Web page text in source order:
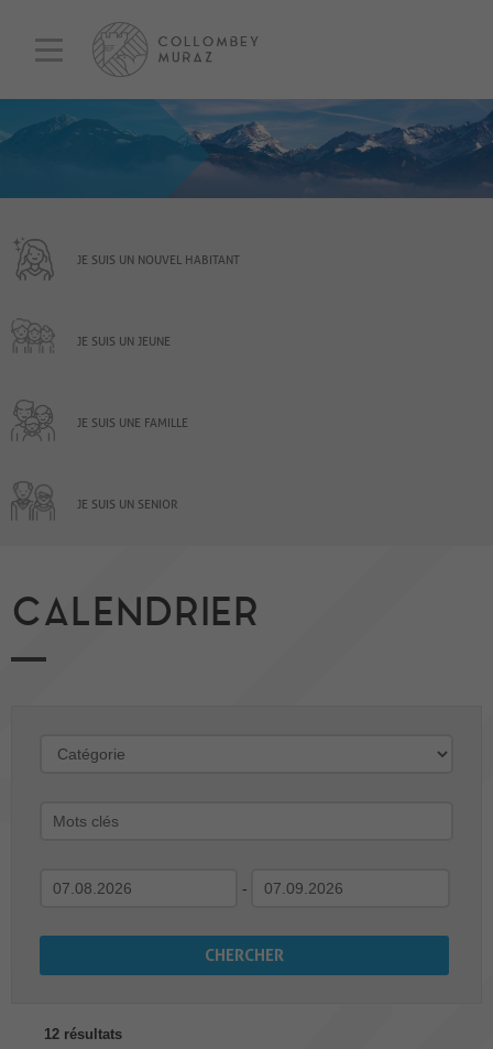
JE SUIS UN NOUVEL HABITANT
JE SUIS UN JEUNE
JE SUIS UNE FAMILLE
JE SUIS UN SENIOR
CALENDRIER
-
12 résultats